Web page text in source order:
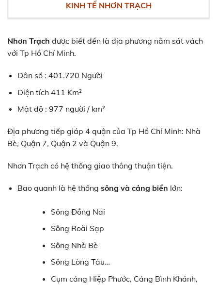
KINH TẾ NHƠN TRẠCH
Nhơn Trạch được biết đến là địa phương nằm sát vách
với Tp Hồ Chí Minh.
Dân số : 401.720 Người
Diện tích 411 Km²
Mật độ : 977 người / km²
Địa phương tiếp giáp 4 quận của Tp Hồ Chí Minh: Nhà
Bè, Quận 7, Quận 2 và Quận 9.
Nhơn Trạch có hệ thống giao thông thuận tiện.
Bao quanh là hệ thống sông và cảng biển lớn:
Sông Đồng Nai
Sông Roài Sạp
Sông Nhà Bè
Sông Lòng Tàu…
Cụm cảng Hiệp Phước, Cảng Bình Khánh,